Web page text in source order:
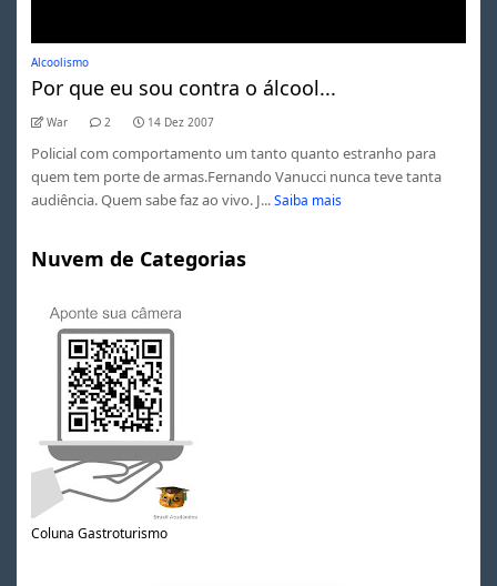
Alcoolismo
Por que eu sou contra o álcool...
War 2 14 Dez 2007
Policial com comportamento um tanto quanto estranho para
quem tem porte de armas.Fernando Vanucci nunca teve tanta
audiência. Quem sabe faz ao vivo. J... Saiba mais
Nuvem de Categorias
Coluna Gastroturismo